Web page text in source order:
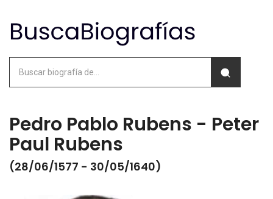
Pedro Pablo Rubens - Peter
Paul Rubens
(28/06/1577 - 30/05/1640)